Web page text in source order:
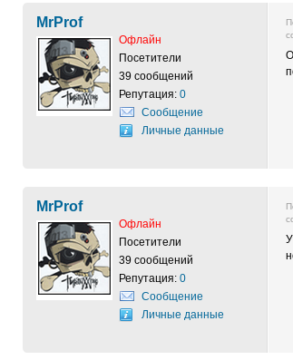
MrProf
Офлайн
Посетители
39 сообщений
Репутация: 0
Сообщение
Личные данные
MrProf
Офлайн
Посетители
39 сообщений
Репутация: 0
Сообщение
Личные данные